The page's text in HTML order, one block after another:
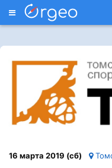
Меню
16 марта 2019 (сб)